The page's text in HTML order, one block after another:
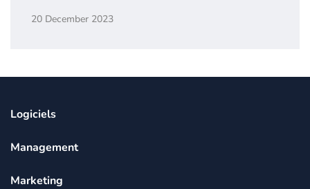
20 December 2023
Logiciels
Management
Marketing